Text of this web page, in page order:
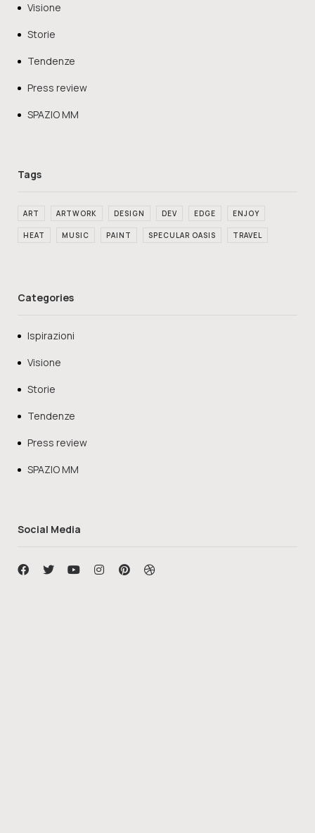
Visione
Storie
Tendenze
Press review
SPAZIO MM
ART ARTWORK DESIGN DEV EDGE ENJOY
HEAT MUSIC PAINT SPECULAR OASIS TRAVEL
Categories
Ispirazioni
Visione
Storie
Tendenze
Press review
SPAZIO MM
Social Media